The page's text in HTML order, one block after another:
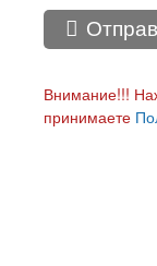
Внимание!!!
принимаете